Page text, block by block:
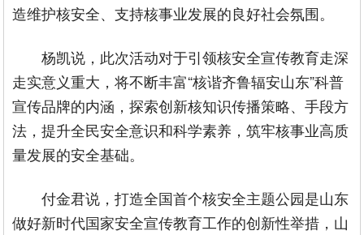
造维护核安全、支持核事业发展的良好社会氛围。
杨凯说，此次活动对于引领核安全宣传教育走深
走实意义重大，将不断丰富“核谐齐鲁辐安山东”科普
宣传品牌的内涵，探索创新核知识传播策略、手段方
法，提升全民安全意识和科学素养，筑牢核事业高质
量发展的安全基础。
付金君说，打造全国首个核安全主题公园是山东
做好新时代国家安全宣传教育工作的创新性举措，山